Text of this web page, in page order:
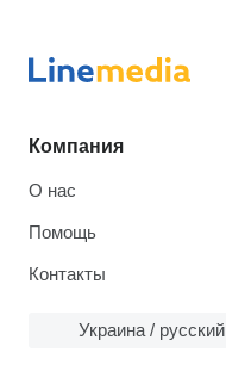
Компания
О нас
Помощь
Контакты
Украина / русский